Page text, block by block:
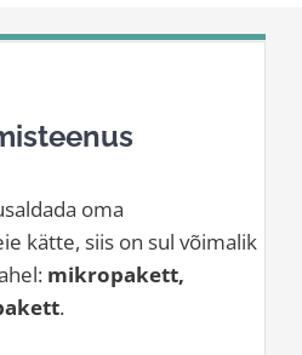
oma
kätte, siis on sul võimalik
mikropakett,
.